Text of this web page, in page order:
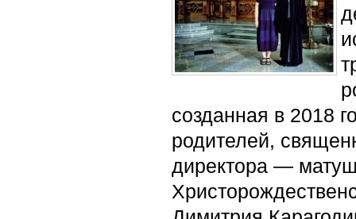
созданная в 2018
родителей,
директора —